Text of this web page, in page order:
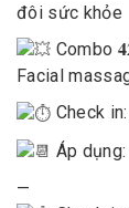
đôi sức khỏe
Combo
Facial
Check
Áp
—